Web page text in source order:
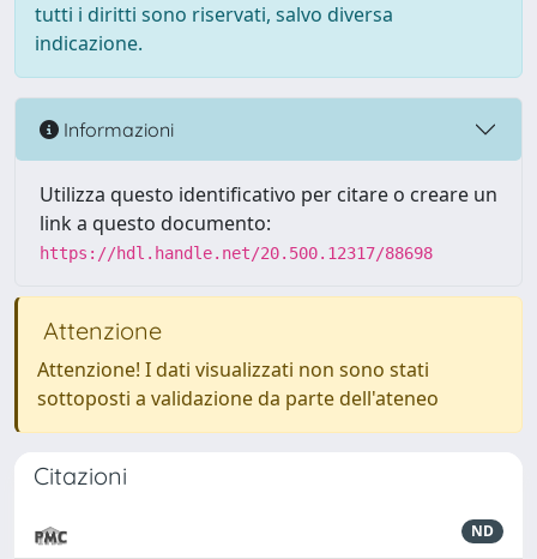
tutti i diritti sono riservati, salvo diversa
indicazione.
Informazioni
Utilizza questo identificativo per citare o creare un
link a questo documento:
https://hdl.handle.net/20.500.12317/88698
Attenzione
Attenzione! I dati visualizzati non sono stati
sottoposti a validazione da parte dell'ateneo
Citazioni
ND